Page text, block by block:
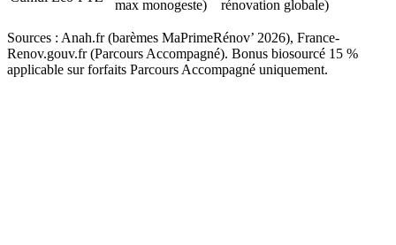
max monogeste)
rénovation globale)
Sources : Anah.fr (barèmes MaPrimeRénov’ 2026), France-
Renov.gouv.fr (Parcours Accompagné). Bonus biosourcé 15 %
applicable sur forfaits Parcours Accompagné uniquement.